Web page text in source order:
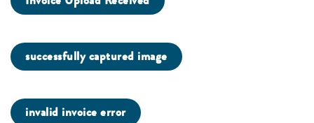
successfully captured image
invalid invoice error